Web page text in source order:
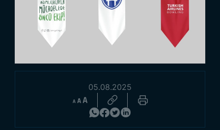
05.08.2025
تصفح المنتجات